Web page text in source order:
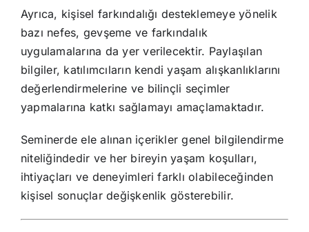
Ayrıca, kişisel farkındalığı desteklemeye yönelik
bazı nefes, gevşeme ve farkındalık
uygulamalarına da yer verilecektir. Paylaşılan
bilgiler, katılımcıların kendi yaşam alışkanlıklarını
değerlendirmelerine ve bilinçli seçimler
yapmalarına katkı sağlamayı amaçlamaktadır.
Seminerde ele alınan içerikler genel bilgilendirme
niteliğindedir ve her bireyin yaşam koşulları,
ihtiyaçları ve deneyimleri farklı olabileceğinden
kişisel sonuçlar değişkenlik gösterebilir.